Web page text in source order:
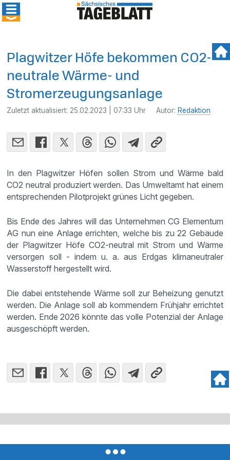
Plagwitzer Höfe bekommen CO2-
neutrale Wärme- und
Stromerzeugungsanlage
Zuletzt aktualisiert: 25.02.2023 | 07:33 Uhr Autor: Redaktion
In den Plagwitzer Höfen sollen Strom und Wärme bald
CO2 neutral produziert werden. Das Umweltamt hat einem
entsprechenden Pilotprojekt grünes Licht gegeben.
Bis Ende des Jahres will das Unternehmen CG Elementum
AG nun eine Anlage errichten, welche bis zu 22 Gebäude
der Plagwitzer Höfe CO2-neutral mit Strom und Wärme
versorgen soll - indem u. a. aus Erdgas klimaneutraler
Wasserstoff hergestellt wird.
Die dabei entstehende Wärme soll zur Beheizung genutzt
werden. Die Anlage soll ab kommendem Frühjahr errichtet
werden. Ende 2026 könnte das volle Potenzial der Anlage
ausgeschöpft werden.